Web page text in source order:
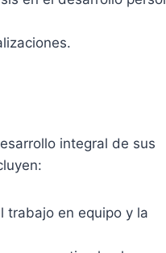
integral de sus
trabajo en equipo y la